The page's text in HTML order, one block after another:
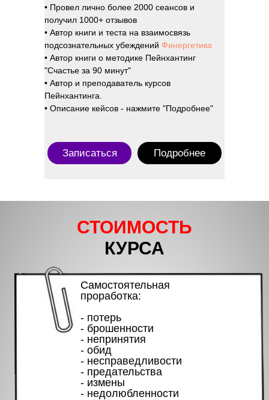
• Провел лично более 2000 сеансов и
получил 1000+ отзывов
• Автор книги и теста на взаимосвязь
подсознательных убеждений Финергетика
• Автор книги о методике Пейнхантинг
"Счастье за 90 минут"
• Автор и преподаватель курсов
Пейнхантинга.
• Описание кейсов - нажмите "Подробнее"
Записаться Подробнее
Самостоятельная
проработка:
- потерь
- брошенности
- непринятия
- обид
- несправедливости
- предательства
- измены
- недолюбленности
КУРСА
СТОИМОСТЬ